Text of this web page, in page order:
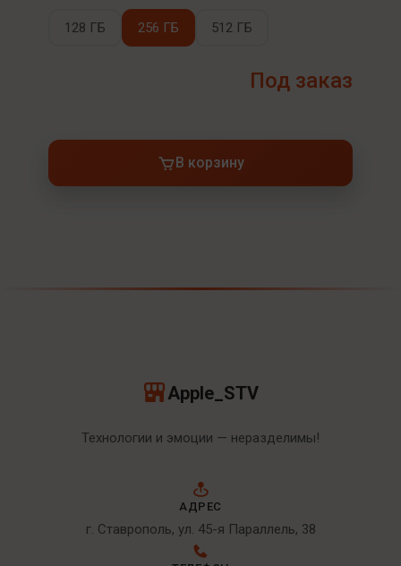
128 ГБ 256 ГБ 512 ГБ
Под заказ
В корзину
Apple_STV
Технологии и эмоции — неразделимы!
АДРЕС
г. Ставрополь, ул. 45-я Параллель, 38